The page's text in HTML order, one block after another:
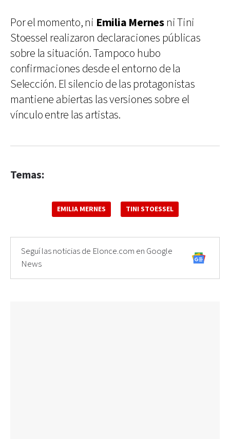
Por el momento, ni Emilia Mernesni Tini
Stoessel realizaron declaraciones públicas
sobre la situación. Tampoco hubo
confirmaciones desde el entorno de la
Selección. El silencio de las protagonistas
mantiene abiertas las versiones sobre el
vínculo entre las artistas.
Temas:
EMILIA MERNES TINI STOESSEL
Seguí las noticias de Elonce.com en Google
News